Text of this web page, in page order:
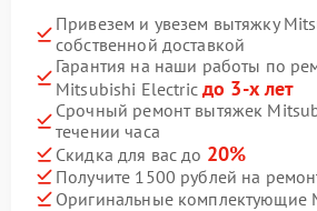
Привезем и увезем вытяжку
собственной доставкой
Гарантия на наши работы по
Mitsubishi Electric до 3-х лет
Срочный ремонт вытяжек
течении часа
Скидка для вас до 20%
Получите 1500 рублей на
Оригинальные комплектующие